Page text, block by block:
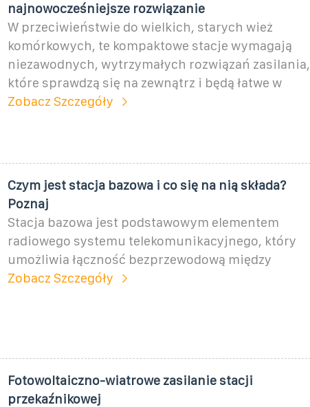
najnowocześniejsze rozwiązanie
W przeciwieństwie do wielkich, starych wież
komórkowych, te kompaktowe stacje wymagają
niezawodnych, wytrzymałych rozwiązań zasilania,
które sprawdzą się na zewnątrz i będą łatwe w
Zobacz Szczegóły
Czym jest stacja bazowa i co się na nią składa?
Poznaj
Stacja bazowa jest podstawowym elementem
radiowego systemu telekomunikacyjnego, który
umożliwia łączność bezprzewodową między
Zobacz Szczegóły
Fotowoltaiczno-wiatrowe zasilanie stacji
przekaźnikowej